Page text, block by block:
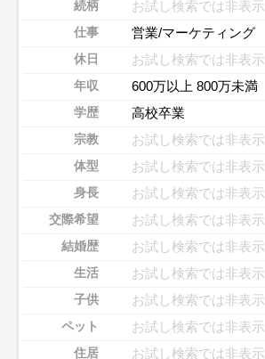
続柄 お試し検索では非表示
仕事 営業/マーケティング
休日 お試し検索では非表示
年収 600万以上 800万未満
学歴 高校卒業
宗教 お試し検索では非表示
体型 お試し検索では非表示
身長 お試し検索では非表示
交際希望 お試し検索では非表示
結婚歴 お試し検索では非表示
生活 お試し検索では非表示
子供 お試し検索では非表示
ペット お試し検索では非表示
住居 お試し検索では非表示